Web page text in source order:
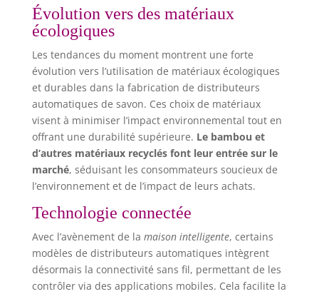
Évolution vers des matériaux
écologiques
Les tendances du moment montrent une forte
évolution vers l’utilisation de matériaux écologiques
et durables dans la fabrication de distributeurs
automatiques de savon. Ces choix de matériaux
visent à minimiser l’impact environnemental tout en
offrant une durabilité supérieure. Le bambou et
d’autres matériaux recyclés font leur entrée sur le
marché, séduisant les consommateurs soucieux de
l’environnement et de l’impact de leurs achats.
Technologie connectée
Avec l’avènement de la maison intelligente, certains
modèles de distributeurs automatiques intègrent
désormais la connectivité sans fil, permettant de les
contrôler via des applications mobiles. Cela facilite la